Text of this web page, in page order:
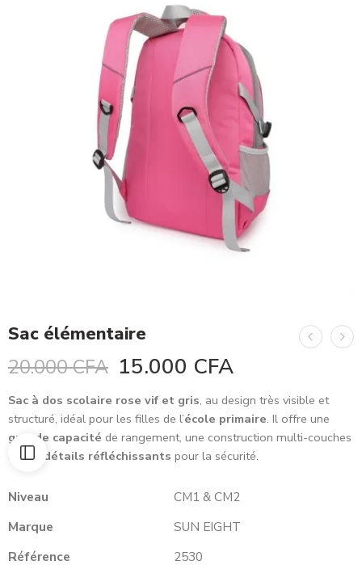
Sac élémentaire
20.000CFA 15.000 CFA
Sac à dos scolaire rose vif et gris, au design très visible et
structuré, idéal pour les filles de l’école primaire. Il offre une
grande capacité de rangement, une construction multi-couches
et des détails réfléchissants pour la sécurité.
Niveau
CM1 & CM2
Marque
SUN EIGHT
Référence
2530